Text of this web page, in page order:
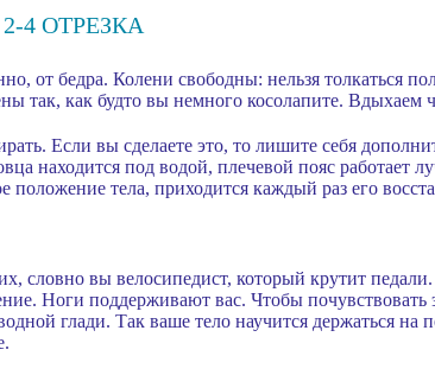
4 ОТРЕЗКА
от бедра. Колени свободны: нельзя толкаться
так, как будто вы немного косолапите. Вдыхаем
Если вы сделаете это, то лишите себя
находится под водой, плечевой пояс работает
тела, приходится каждый раз его
словно вы велосипедист, который крутит
Ноги поддерживают вас. Чтобы почувствовать
глади. Так ваше тело научится держаться на